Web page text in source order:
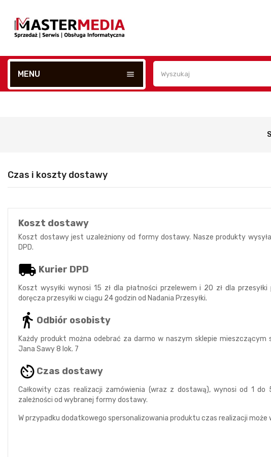
MENU menu
Czas i koszty dostawy
Koszt dostawy
Koszt dostawy jest uzależniony od formy dostawy. Nasze produkty
DPD.
Kurier DPD
Koszt wysyłki wynosi 15 zł dla płatności przelewem i 20 zł dla przesyłki
doręcza przesyłki w ciągu 24 godzin od Nadania Przesyłki.
Odbiór osobisty
Każdy produkt można odebrać za darmo w naszym sklepie mieszczącym
Jana Sawy 8 lok. 7
Czas dostawy
Całkowity czas realizacji zamówienia (wraz z dostawą), wynosi od 1
zależności od wybranej formy dostawy.
W przypadku dodatkowego spersonalizowania produktu czas realizacji może